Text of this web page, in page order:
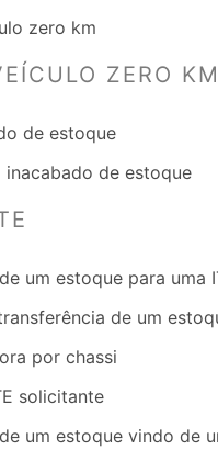
zero km
ZERO
de estoque
de estoque
um estoque para uma
de um
por chassi
solicitante
um estoque vindo de